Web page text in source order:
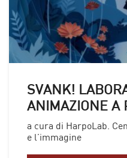
SVANK!
ANIMAZIONE A
a cura di HarpoLab.
e l’immagine